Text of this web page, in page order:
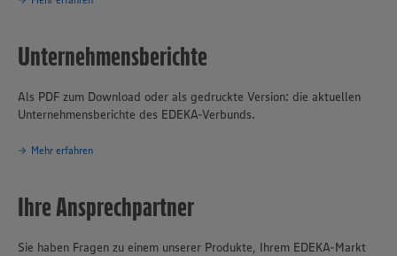
Unternehmensberichte
Als PDF zum Download oder als gedruckte Version: die aktuellen
Unternehmensberichte des EDEKA-Verbunds.
Mehr erfahren
Ihre Ansprechpartner
Sie haben Fragen zu einem unserer Produkte, Ihrem EDEKA-Markt